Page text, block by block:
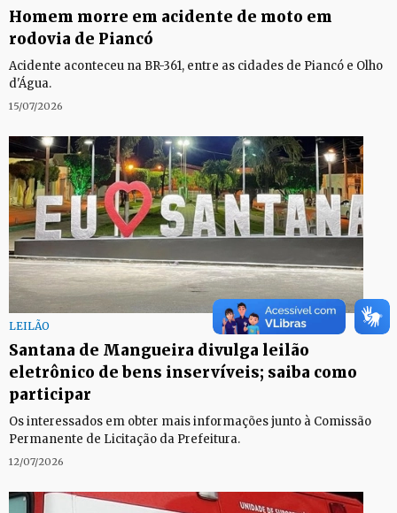
Homem morre em acidente de moto em
rodovia de Piancó
Acidente aconteceu na BR-361, entre as cidades de Piancó e Olho
d'Água.
15/07/2026
LEILÃO
Santana de Mangueira divulga leilão
eletrônico de bens inservíveis; saiba como
participar
Os interessados em obter mais informações junto à Comissão
Permanente de Licitação da Prefeitura.
12/07/2026